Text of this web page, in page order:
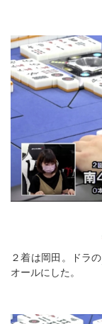
２着は岡田。ドラの
オールにした。